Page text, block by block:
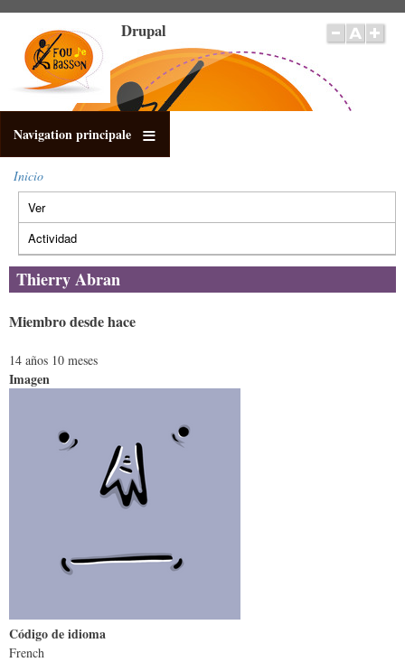
contenido
principal
Drupal
Navigation principale
Sobrescribir
enlaces
de
ayuda
a
la
Inicio
Solapas
principales
Ver(solapa
activa)
Actividad
Thierry Abran
Miembro desde hace
14 años 10 meses
Imagen
Código de idioma
French